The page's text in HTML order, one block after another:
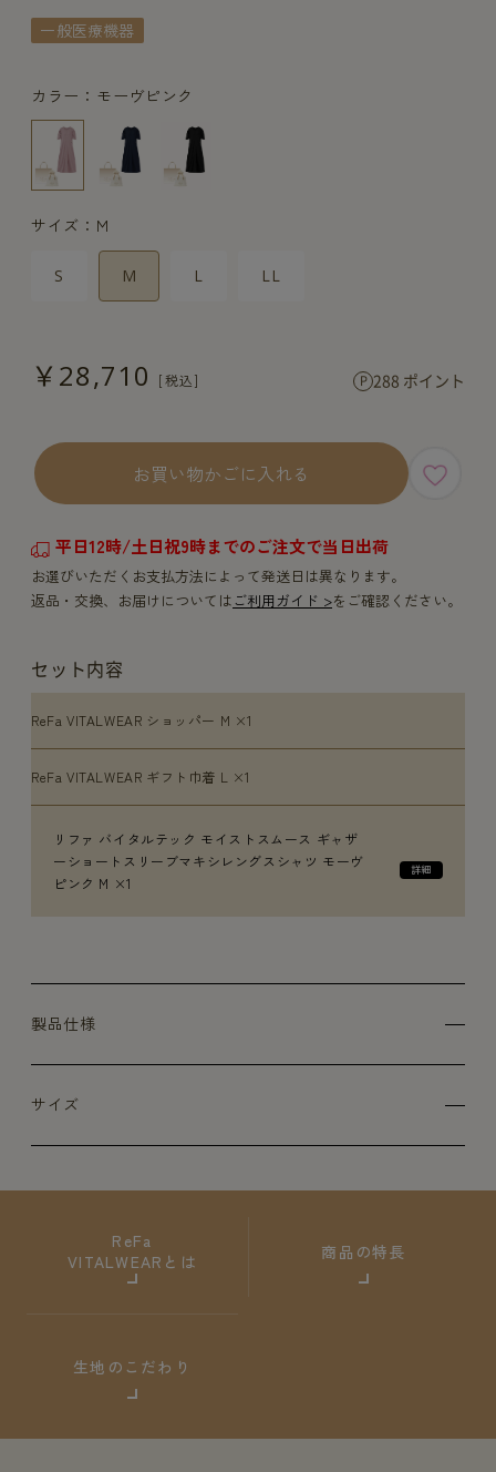
一般医療機器
カラー：モーヴピンク
サイズ：M
S M L LL
￥28,710 288 ポイント
お買い物かごに入れる
平日12時/土日祝9時までのご注文で当日出荷
お選びいただくお支払方法によって発送日は異なります。
返品・交換、お届けについてはご利用ガイド >をご確認ください。
セット内容
ReFa VITALWEAR ショッパー M ×1
ReFa VITALWEAR ギフト巾着 L ×1
リファ バイタルテック モイストスムース ギャザ
ーショートスリーブマキシレングスシャツ モーヴ
ピンク M ×1
製品仕様
サイズ
ReFa
VITALWEARとは
商品の特長
生地のこだわり